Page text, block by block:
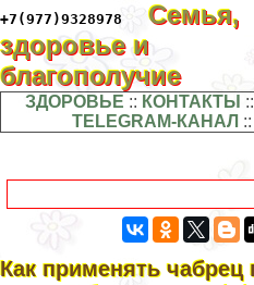
+7(977)9328978
Семья,
здоровье и
благополучие
ЗДОРОВЬЕ :: КОНТАКТЫ ::
TELEGRAM-КАНАЛ ::
Как применять чабрец